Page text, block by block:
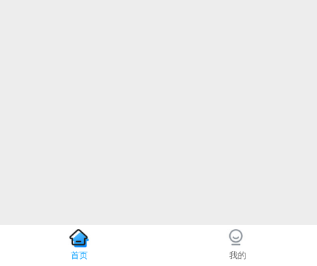
首页 我的